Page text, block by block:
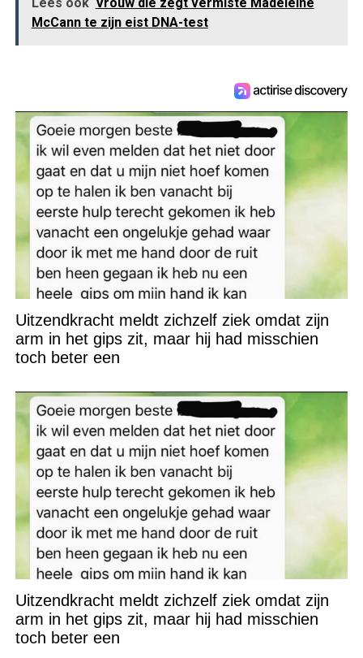
McCann te zijn eist DNA-test
Uitzendkracht meldt zichzelf ziek omdat zijn
arm in het gips zit, maar hij had misschien
toch beter een
Uitzendkracht meldt zichzelf ziek omdat zijn
arm in het gips zit, maar hij had misschien
toch beter een